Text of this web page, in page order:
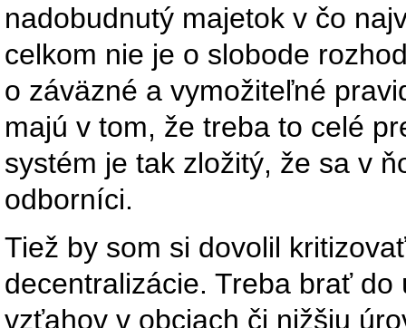
nadobudnutý majetok v čo
celkom nie je o slobode
o záväzné a vymožiteľné
majú v tom, že treba to celé
systém je tak zložitý, že sa v
odborníci.
Tiež by som si dovolil
decentralizácie. Treba brať
vzťahov v obciach či nižšiu